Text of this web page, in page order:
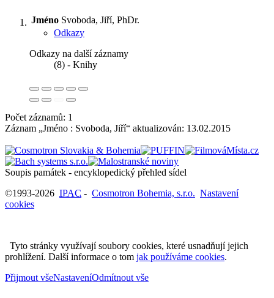
Jméno Svoboda, Jiří, PhDr.
Odkazy
Odkazy na další záznamy
(8) - Knihy
Počet záznamů: 1
Záznam „Jméno : Svoboda, Jiří“ aktualizován: 13.02.2015
Soupis památek - encyklopedický přehled sídel
©1993-2026 IPAC - Cosmotron Bohemia, s.r.o. Nastavení
cookies
Tyto stránky využívají soubory cookies, které usnadňují jejich
prohlížení. Další informace o tom jak používáme cookies.
Přijmout všeNastaveníOdmítnout vše